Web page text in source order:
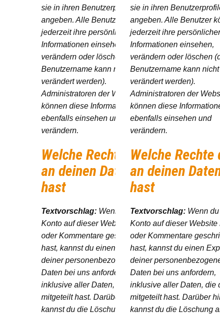
sie in ihren Benutzerprofilen
angeben. Alle Benutzer können
jederzeit ihre persönlichen
Informationen einsehen,
verändern oder löschen (der
Benutzername kann nicht
verändert werden).
Administratoren der Website
können diese Informationen
ebenfalls einsehen und
verändern.
Welche Rechte du
an deinen Daten
hast
Textvorschlag: Wenn du ein
Konto auf dieser Website besitzt
oder Kommentare geschrieben
hast, kannst du einen Export
deiner personenbezogenen
Daten bei uns anfordern,
inklusive aller Daten, die du uns
mitgeteilt hast. Darüber hinaus
kannst du die Löschung aller
sie in ihren
angeben. Alle Benutzer
jederzeit ihre
Informationen einsehen,
verändern oder löschen
Benutzername kann nicht
verändert werden).
Administratoren der
können diese
ebenfalls einsehen und
verändern.
Welche Rechte
an deinen
hast
Textvorschlag: Wenn
Konto auf dieser Website
oder Kommentare
hast, kannst du einen
deiner
Daten bei uns anfordern,
inklusive aller Daten, die
mitgeteilt hast. Darüber
kannst du die Löschung